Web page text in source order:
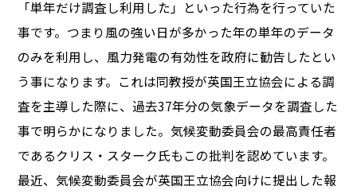
「単年だけ調査し利用した」といった行為を行っていた
事です。つまり風の強い日が多かった年の単年のデータ
のみを利用し、風力発電の有効性を政府に勧告したとい
う事になります。これは同教授が英国王立協会による調
査を主導した際に、過去37年分の気象データを調査した
事で明らかになりました。気候変動委員会の最高責任者
であるクリス・スターク氏もこの批判を認めています。
最近、気候変動委員会が英国王立協会向けに提出した報